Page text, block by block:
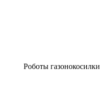
Роботы газонокосилки